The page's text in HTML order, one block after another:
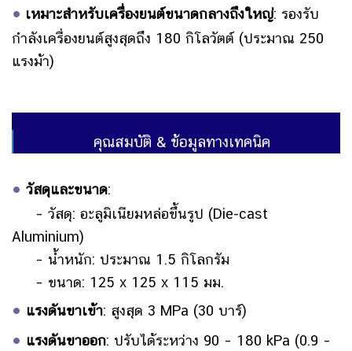
• เหมาะสำหรับเครื่องยนต์ขนาดกลางถึงใหญ่: รองรับ
กำลังเครื่องยนต์สูงสุดถึง 180 กิโลวัตต์ (ประมาณ 250
แรงม้า)
คุณสมบัติ & ข้อมูลทางเทคนิค
• วัสดุและขนาด:
– วัสดุ: อะลูมิเนียมหล่อขึ้นรูป (Die-cast
Aluminium)
– น้ำหนัก: ประมาณ 1.5 กิโลกรัม
– ขนาด: 125 x 125 x 115 มม.
• แรงดันขาเข้า: สูงสุด 3 MPa (30 บาร์)
• แรงดันขาออก: ปรับได้ระหว่าง 90 – 180 kPa (0.9 –